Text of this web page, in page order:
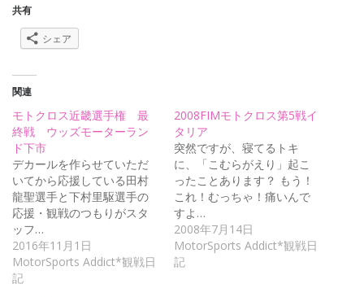
共有
シェア
関連
モトクロス近畿選手権 最
終戦 ウッズモーターラン
ド下市
デカールを作らせていただ
いてから応援している田村
龍聖選手と下村里駆選手の
応援・観戦のつもりがスタ
ッフ…
2016年11月1日
MotorSports Addict*観戦日
記
2008FIMモトクロス第5戦イ
タリア
突然ですが、寝てるトキ
に、「こむらがえり」起こ
ったことあります？ もう！
これ！むっちゃ！痛いんで
すよ…
2008年7月14日
MotorSports Addict*観戦日
記